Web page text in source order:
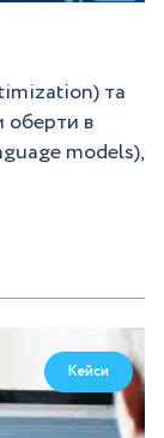
та
оберти в
models),
Кейси